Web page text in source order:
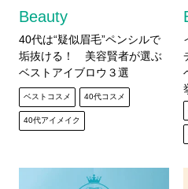
Beauty
40代は“疑似眉毛”ペンシルで
垢抜ける！ 美容賢者が選ぶ
ベストアイブロウ３選
ベストコスメ 40代コスメ
40代アイメイク